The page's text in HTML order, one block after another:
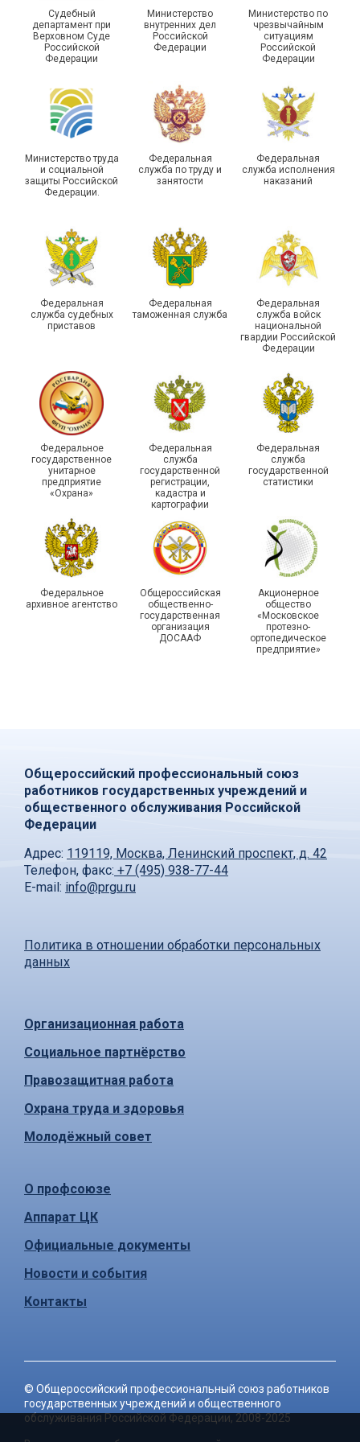
Чествование ветеранов
боевых действий
Самарской области
Подписано соглашение с
области
Единство традиций и сила
организаций ГУФСИН
России по Пермскому
краю приняли участие в
туристическом слете
215-й юбилей
государственной
статистики отметили в
Республике Саха (Якутия)
Храбрым детям – добрые
подарки
Судебный
департамент при
Верховном Суде
Российской
Федерации
Министерство
внутренних дел
Российской
Федерации
Министерство по
чрезвычайным
ситуациям
Российской
Федерации
Министерство труда
и социальной
защиты Российской
Федерации.
Федеральная
служба по труду и
занятости
Федеральная
служба исполнения
наказаний
Федеральная
служба судебных
приставов
Федеральная
таможенная служба
Федеральная
служба войск
национальной
гвардии Российской
Федерации
Федеральное
государственное
унитарное
предприятие
«Охрана»
Федеральная
служба
государственной
регистрации,
кадастра и
картографии
Федеральная
служба
государственной
статистики
Федеральное
архивное агентство
Общероссийская
общественно-
государственная
организация
ДОСААФ
Акционерное
общество
«Московское
протезно-
ортопедическое
предприятие»
Общероссийский профессиональный союз
работников государственных учреждений и
общественного обслуживания Российской
Федерации
Адрес: 119119, Москва, Ленинский проспект, д. 42
Телефон, факс: +7 (495) 938-77-44
E-mail: info@prgu.ru
Политика в отношении обработки персональных
данных
Организационная работа
Социальное партнёрство
Правозащитная работа
Охрана труда и здоровья
Молодёжный совет
О профсоюзе
Аппарат ЦК
Официальные документы
Новости и события
Контакты
© Общероссийский профессиональный союз работников
государственных учреждений и общественного
обслуживания Российской Федерации, 2008-2025